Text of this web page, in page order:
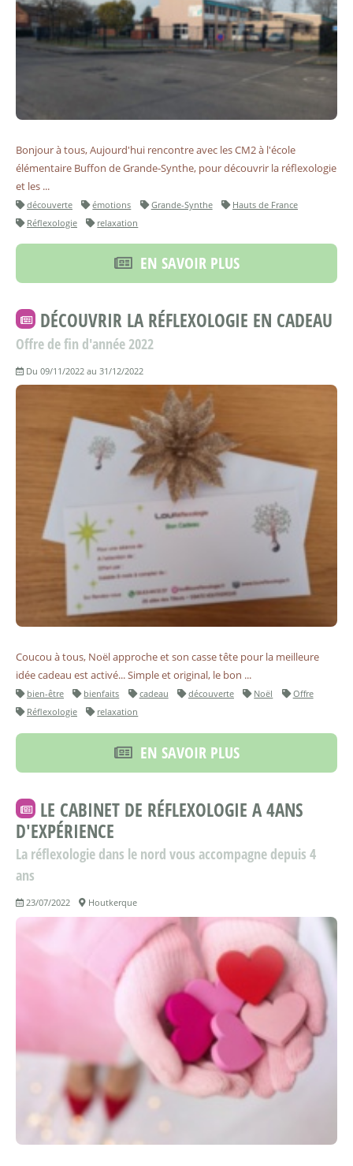
Bonjour à tous, Aujourd'hui rencontre avec les CM2 à l'école
élémentaire Buffon de Grande-Synthe, pour découvrir la réflexologie
et les ...
découverte émotions Grande-Synthe
Hauts de France
Réflexologie
relaxation
EN SAVOIR PLUS
DÉCOUVRIR LA RÉFLEXOLOGIE EN CADEAU
Offre de fin d'année 2022
Du 09/11/2022 au 31/12/2022
Coucou à tous, Noël approche et son casse tête pour la meilleure
idée cadeau est activé... Simple et original, le bon ...
bien-être bienfaits cadeau découverte Noël
Offre
Réflexologie
relaxation
EN SAVOIR PLUS
LE CABINET DE RÉFLEXOLOGIE A 4ANS
D'EXPÉRIENCE
La réflexologie dans le nord vous accompagne depuis 4
ans
23/07/2022 Houtkerque